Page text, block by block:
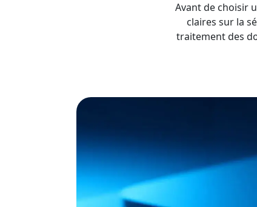
Avant de choisir
claires sur la
traitement des